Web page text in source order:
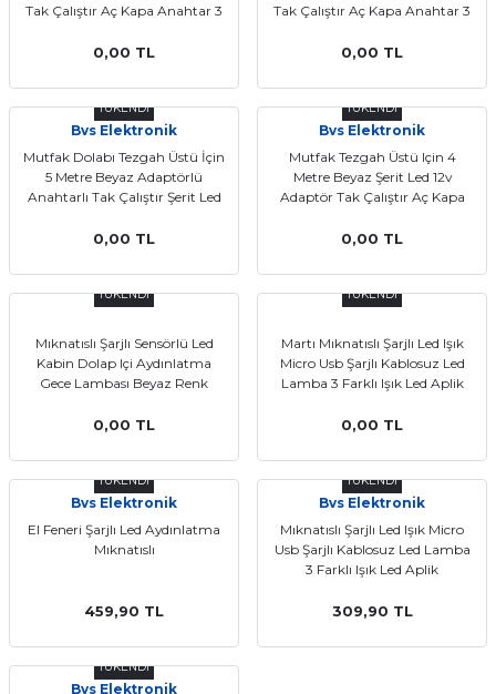
Tak Çalıştır Aç Kapa Anahtar 3
0,00 TL
Tak Çalıştır Aç Kapa Anahtar 3
0,00 TL
TÜKENDİ
Bvs Elektronik
Mutfak Dolabı Tezgah Üstü İçin
5 Metre Beyaz Adaptörlü
Anahtarlı Tak Çalıştır Şerit Led
0,00 TL
TÜKENDİ
Bvs Elektronik
Mutfak Tezgah Üstü Için 4
Metre Beyaz Şerit Led 12v
Adaptör Tak Çalıştır Aç Kapa
0,00 TL
TÜKENDİ
Mıknatıslı Şarjlı Sensörlü Led
Kabin Dolap Içi Aydınlatma
Gece Lambası Beyaz Renk
0,00 TL
TÜKENDİ
Martı Mıknatıslı Şarjlı Led Işık
Micro Usb Şarjlı Kablosuz Led
Lamba 3 Farklı Işık Led Aplik
0,00 TL
TÜKENDİ
Bvs Elektronik
El Feneri Şarjlı Led Aydınlatma
Mıknatıslı
459,90 TL
TÜKENDİ
Bvs Elektronik
Mıknatıslı Şarjlı Led Işık Micro
Usb Şarjlı Kablosuz Led Lamba
3 Farklı Işık Led Aplik
309,90 TL
TÜKENDİ
Bvs Elektronik